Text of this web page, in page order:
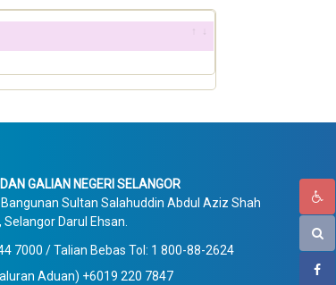
GALIAN NEGERI SELANGOR
Bangunan Sultan Salahuddin Abdul Aziz Shah
Darul Ehsan.
7000 / Talian Bebas Tol: 1 800-88-2624
Aduan) +6019 220 7847